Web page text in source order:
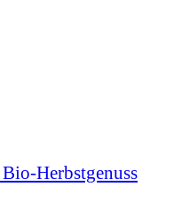
Herbstgenuss